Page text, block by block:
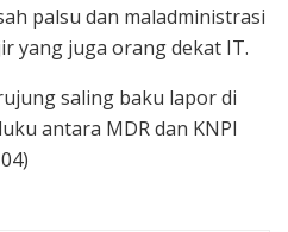
palsu dan maladministrasi
yang juga orang dekat IT.
saling baku lapor di
antara MDR dan KNPI